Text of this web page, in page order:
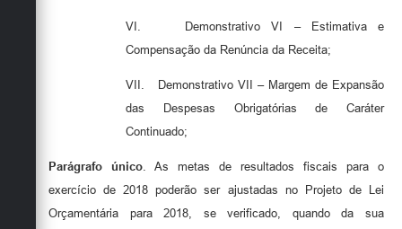
VI.
Demonstrativo VI – Estimativa e
Compensação da Renúncia da Receita;
VII.
Demonstrativo VII – Margem de Expansão
das Despesas Obrigatórias de Caráter
Continuado;
Parágrafo único. As metas de resultados fiscais para o
exercício de 2018 poderão ser ajustadas no Projeto de Lei
Orçamentária para 2018, se verificado, quando da sua